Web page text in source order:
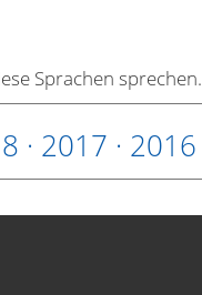
Sprachen sprechen.
· 2017 · 2016